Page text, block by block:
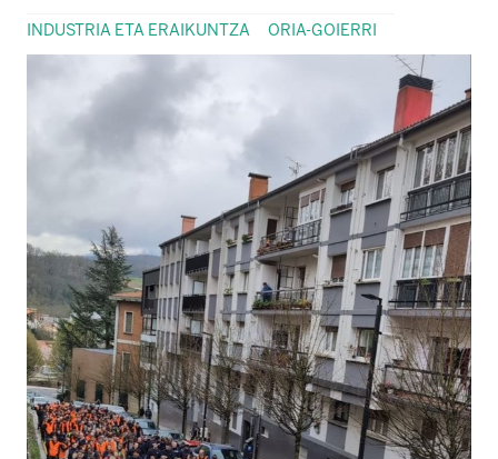
INDUSTRIA ETA ERAIKUNTZA ORIA-GOIERRI